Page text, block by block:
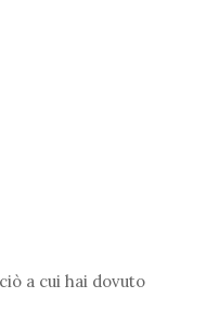
a cui hai dovuto